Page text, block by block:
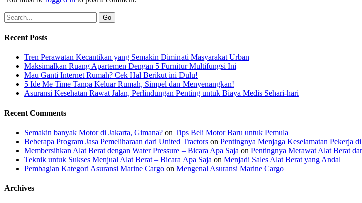
Recent Posts
Tren Perawatan Kecantikan yang Semakin Diminati Masyarakat Urban
Maksimalkan Ruang Apartemen Dengan 5 Furnitur Multifungsi Ini
Mau Ganti Internet Rumah? Cek Hal Berikut ini Dulu!
5 Ide Me Time Tanpa Keluar Rumah, Simpel dan Menyenangkan!
Asuransi Kesehatan Rawat Jalan, Perlindungan Penting untuk Biaya Medis Sehari-hari
Recent Comments
Semakin banyak Motor di Jakarta, Gimana? on Tips Beli Motor Baru untuk Pemula
Beberapa Program Jasa Pemeliharaan dari United Tractors on Pentingnya Menjaga Keselamatan Pekerja
Membersihkan Alat Berat dengan Water Pressure – Bicara Apa Saja on Pentingnya Merawat Alat Berat
Teknik untuk Sukses Menjual Alat Berat – Bicara Apa Saja on Menjadi Sales Alat Berat yang Andal
Pembagian Kategori Asuransi Marine Cargo on Mengenal Asuransi Marine Cargo
Archives